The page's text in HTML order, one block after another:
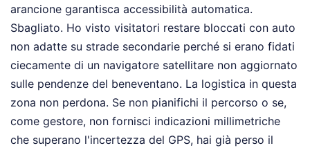
arancione garantisca accessibilità automatica.
Sbagliato. Ho visto visitatori restare bloccati con auto
non adatte su strade secondarie perché si erano fidati
ciecamente di un navigatore satellitare non aggiornato
sulle pendenze del beneventano. La logistica in questa
zona non perdona. Se non pianifichi il percorso o se,
come gestore, non fornisci indicazioni millimetriche
che superano l'incertezza del GPS, hai già perso il